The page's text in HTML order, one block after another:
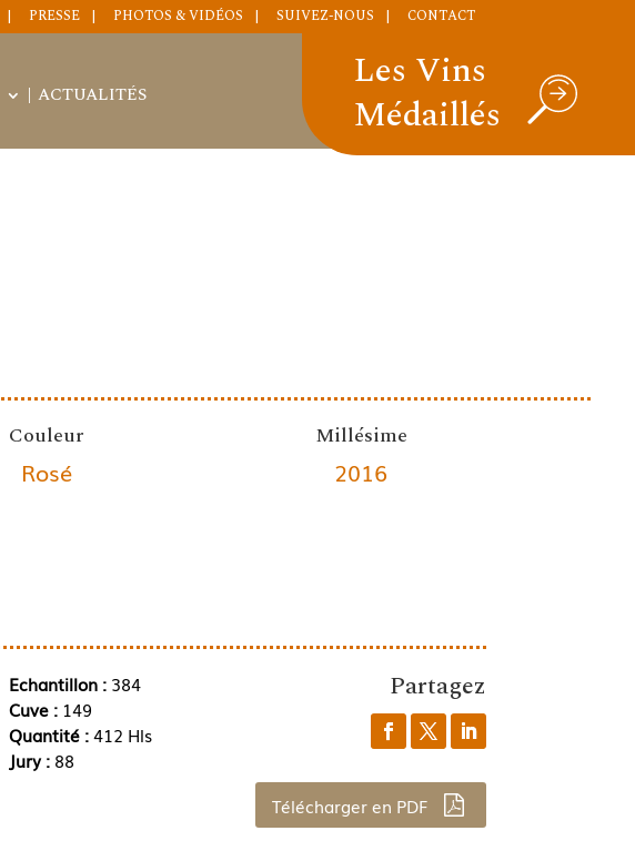
PRESSE PHOTOS & VIDÉOS SUIVEZ-NOUS CONTACT
ACTUALITÉS
Les Vins
Médaillés
Couleur
Rosé
Millésime
2016
Echantillon :384
Cuve : 149
Quantité :412 Hls
Jury : 88
Partagez
Télécharger en PDF